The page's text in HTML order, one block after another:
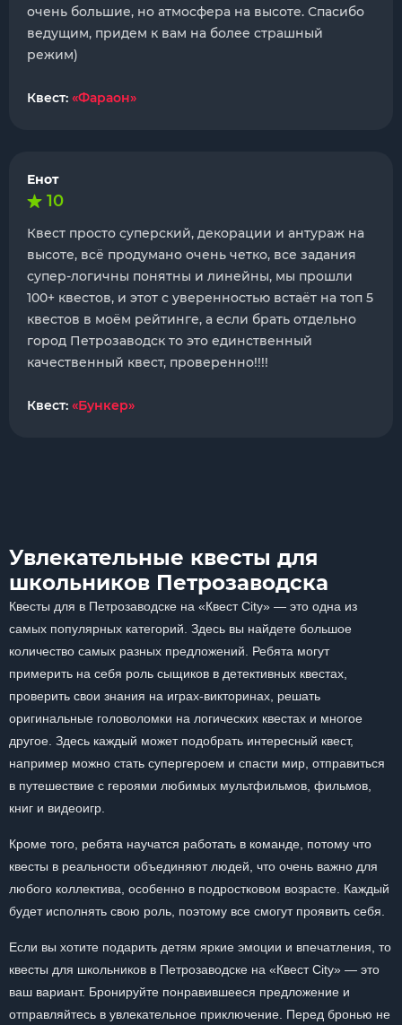
очень большие, но атмосфера на высоте. Спасибо
ведущим, придем к вам на более страшный
режим)
Квест: «Фараон»
Енот
10
Квест просто суперский, декорации и антураж на
высоте, всё продумано очень четко, все задания
супер-логичны понятны и линейны, мы прошли
100+ квестов, и этот с уверенностью встаёт на топ 5
квестов в моём рейтинге, а если брать отдельно
город Петрозаводск то это единственный
качественный квест, проверенно!!!!
Квест: «Бункер»
Увлекательные квесты для
школьников Петрозаводска
Квесты для в Петрозаводске на «Квест City» — это одна из
самых популярных категорий. Здесь вы найдете большое
количество самых разных предложений. Ребята могут
примерить на себя роль сыщиков в детективных квестах,
проверить свои знания на играх-викторинах, решать
оригинальные головоломки на логических квестах и многое
другое. Здесь каждый может подобрать интересный квест,
например можно стать супергероем и спасти мир, отправиться
в путешествие с героями любимых мультфильмов, фильмов,
книг и видеоигр.
Кроме того, ребята научатся работать в команде, потому что
квесты в реальности объединяют людей, что очень важно для
любого коллектива, особенно в подростковом возрасте. Каждый
будет исполнять свою роль, поэтому все смогут проявить себя.
Если вы хотите подарить детям яркие эмоции и впечатления, то
квесты для школьников в Петрозаводске на «Квест City» — это
ваш вариант. Бронируйте понравившееся предложение и
отправляйтесь в увлекательное приключение. Перед бронью не